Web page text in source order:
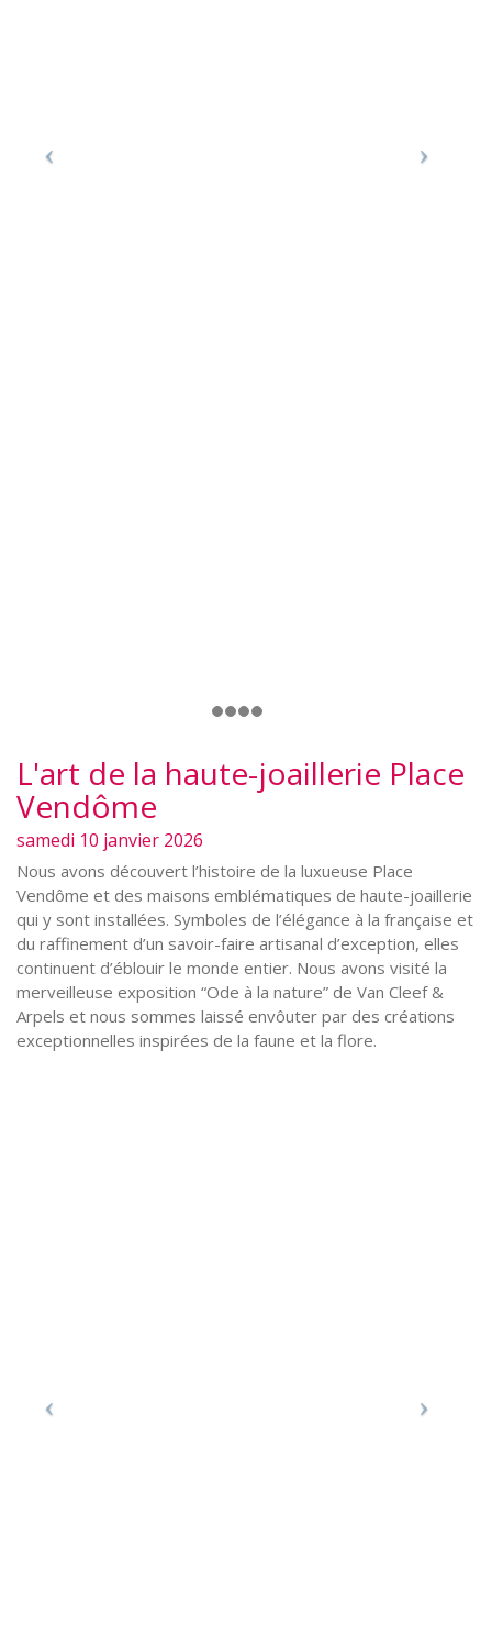
L'art de la haute-joaillerie Place
Vendôme
samedi 10 janvier 2026
Nous avons découvert l’histoire de la luxueuse Place
Vendôme et des maisons emblématiques de haute-joaillerie
qui y sont installées. Symboles de l’élégance à la française et
du raffinement d’un savoir-faire artisanal d’exception, elles
continuent d’éblouir le monde entier. Nous avons visité la
merveilleuse exposition “Ode à la nature” de Van Cleef &
Arpels et nous sommes laissé envôuter par des créations
exceptionnelles inspirées de la faune et la flore.